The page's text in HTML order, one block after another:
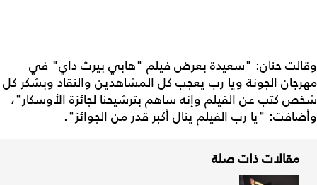
وقالت حنان: "سعيدة بعرض فيلم "هابي بيرث داي" في
مهرجان الجونة ويا رب يعجب كل المشاهدين والنقاد وبشكر كل
شخص كتب عن الفيلم وإنه ساهم بترشيحنا لجائزة الأوسكار"،
وأضافت: "يا رب الفيلم ينال أكبر قدر من الجوائز".
مقالات ذات صلة